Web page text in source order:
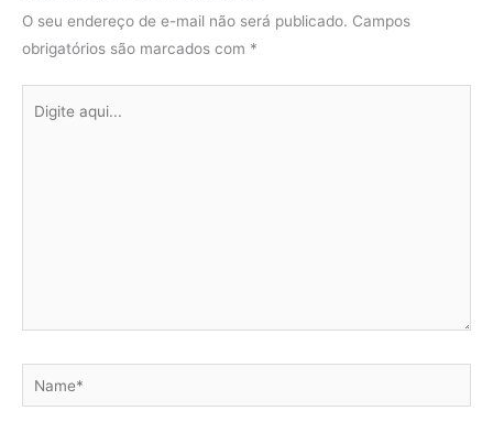
O seu endereço de e-mail não será publicado. Campos
obrigatórios são marcados com *
aqui...
Name*